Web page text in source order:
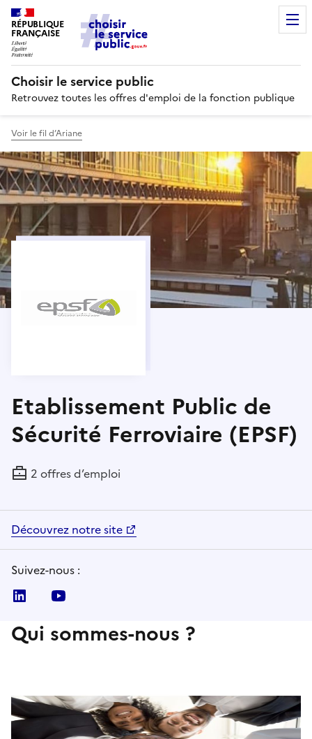
RÉPUBLIQUE
FRANÇAISE
Choisir le service public
Retrouvez toutes les offres d'emploi de la fonction publique
Voir le fil d’Ariane
Etablissement Public de
Sécurité Ferroviaire (EPSF)
2 offres d’emploi
Découvrez notre site
Suivez-nous :
Linkedin
Qui sommes-nous ?